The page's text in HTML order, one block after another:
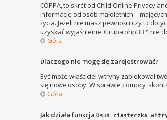
COPPA, to skrót od Child Online Privacy
informacje od osób małoletnich –
życia. Jeżeli nie masz pewności czy to
uzyskać wyjaśnienie. Grupa phpBB™ nie
Góra
Dlaczego nie mogę się zarejestrować?
Być może właściciel witryny zablokował
się nowe osoby. W sprawie pomocy,
Góra
Jak działa funkcja Usuń ciasteczka